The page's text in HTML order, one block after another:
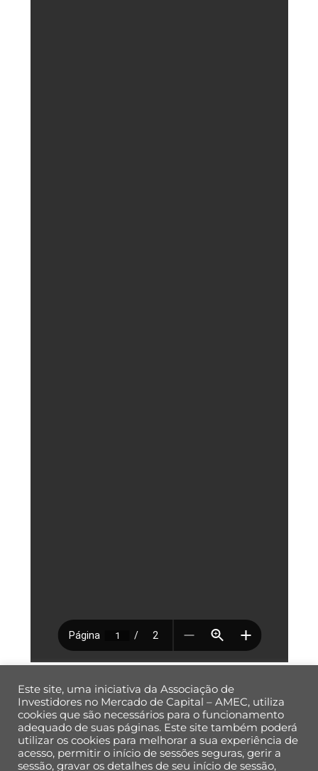
Back
To
Este site, uma iniciativa da Associação de
Investidores no Mercado de Capital – AMEC, utiliza
cookies que são necessários para o funcionamento
adequado de suas páginas. Este site também poderá
utilizar os cookies para melhorar a sua experiência de
acesso, permitir o início de sessões seguras, gerir a
sessão, gravar os detalhes de seu início de sessão,